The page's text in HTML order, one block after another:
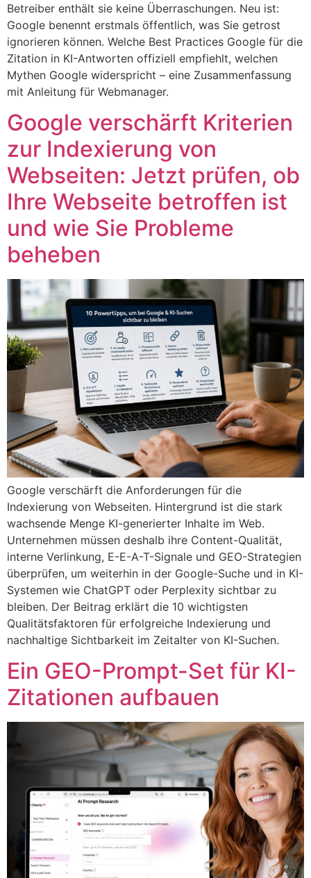
Betreiber enthält sie keine Überraschungen. Neu ist:
Google benennt erstmals öffentlich, was Sie getrost
ignorieren können. Welche Best Practices Google für die
Zitation in KI-Antworten offiziell empfiehlt, welchen
Mythen Google widerspricht – eine Zusammenfassung
mit Anleitung für Webmanager.
Google verschärft Kriterien
zur Indexierung von
Webseiten: Jetzt prüfen, ob
Ihre Webseite betroffen ist
und wie Sie Probleme
beheben
Google verschärft die Anforderungen für die
Indexierung von Webseiten. Hintergrund ist die stark
wachsende Menge KI-generierter Inhalte im Web.
Unternehmen müssen deshalb ihre Content-Qualität,
interne Verlinkung, E-E-A-T-Signale und GEO-Strategien
überprüfen, um weiterhin in der Google-Suche und in KI-
Systemen wie ChatGPT oder Perplexity sichtbar zu
bleiben. Der Beitrag erklärt die 10 wichtigsten
Qualitätsfaktoren für erfolgreiche Indexierung und
nachhaltige Sichtbarkeit im Zeitalter von KI-Suchen.
Ein GEO-Prompt-Set für KI-
Zitationen aufbauen